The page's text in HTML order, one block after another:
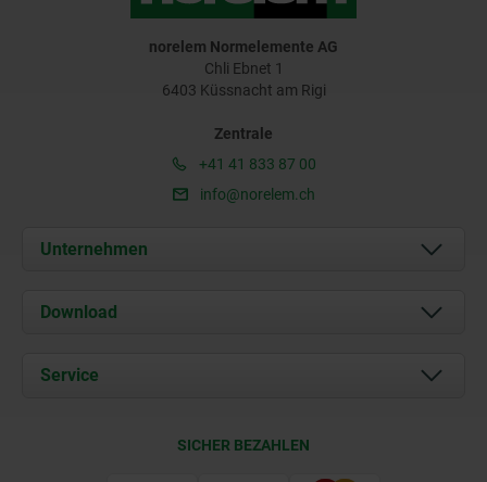
norelem Normelemente AG
Chli Ebnet 1
6403 Küssnacht am Rigi
Zentrale
+41 41 833 87 00
info@norelem.ch
Unternehmen
Über uns
Kontakt
Download
Dokumente
Service
SICHER BEZAHLEN